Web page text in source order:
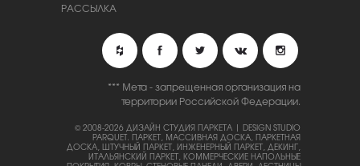
РАССЫЛКА
*** Мета - запрещенная организация на
территории Российской Федерации.
© 2008-2026 ДИЗАЙН СТУДИЯ ПАРКЕТА | DESIGN STUDIO
PARQUET. ПАРКЕТ, МАССИВНАЯ ДОСКА, ПАРКЕТНАЯ
ДОСКА, ШТУЧНЫЙ ПАРКЕТ, ИНЖЕНЕРНЫЙ ПАРКЕТ, ДЕКИНГ,
ИТАЛЬЯНСКИЙ ПАРКЕТ, КОММЕРЧЕСКИЕ НАПОЛЬНЫЕ